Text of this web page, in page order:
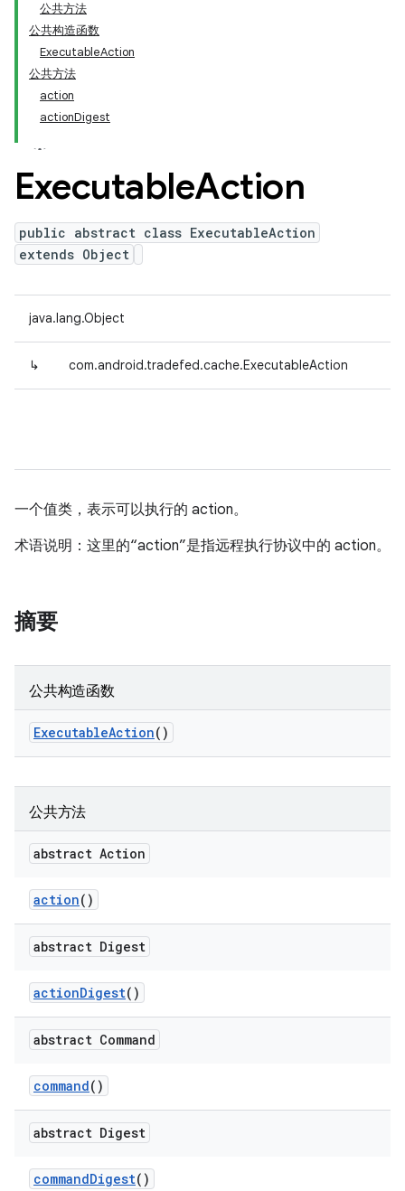
公共方法
公共构造函数
ExecutableAction
公共方法
action
actionDigest
ExecutableAction
public abstract class ExecutableAction
extends Object
java.lang.Object
↳ com.android.tradefed.cache.ExecutableAction
一个值类，表示可以执行的 action。
术语说明：这里的“action”是指远程执行协议中的 action。
摘要
公共构造函数
ExecutableAction()
公共方法
abstract Action
action()
abstract Digest
actionDigest()
abstract Command
command()
abstract Digest
commandDigest()